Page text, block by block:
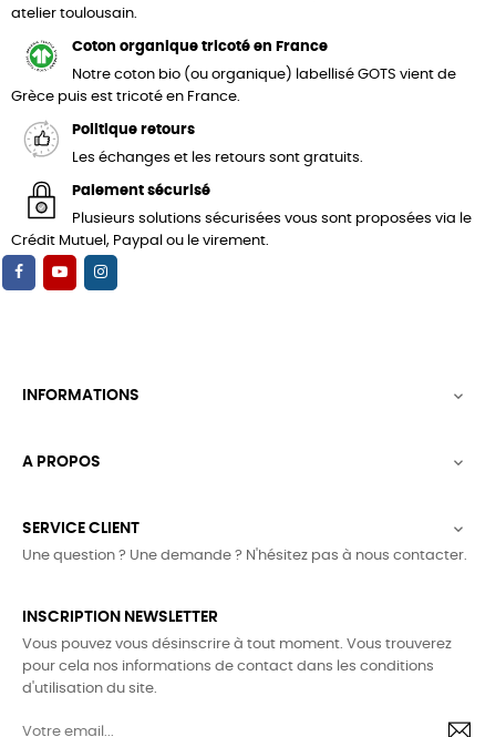
atelier toulousain.
Coton organique tricoté en France
Notre coton bio (ou organique) labellisé GOTS vient de
Grèce puis est tricoté en France.
Politique retours
Les échanges et les retours sont gratuits.
Paiement sécurisé
Plusieurs solutions sécurisées vous sont proposées via le
Crédit Mutuel, Paypal ou le virement.
INFORMATIONS 
A PROPOS 
SERVICE CLIENT 
Une question ? Une demande ? N'hésitez pas à nous contacter.
INSCRIPTION NEWSLETTER
Vous pouvez vous désinscrire à tout moment. Vous trouverez
pour cela nos informations de contact dans les conditions
d'utilisation du site.